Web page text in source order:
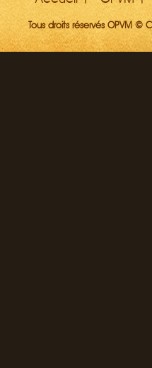
Tous droits réservés OPVM ©